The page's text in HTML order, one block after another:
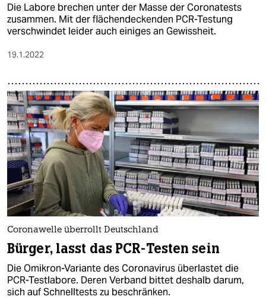
Die Labore brechen unter der Masse der Coronatests
zusammen. Mit der flächendeckenden PCR-Testung
verschwindet leider auch einiges an Gewissheit.
19.1.2022
Coronawelle überrollt Deutschland
Bürger, lasst das PCR-Testen sein
Die Omikron-Variante des Coronavirus überlastet die
PCR-Testlabore. Deren Verband bittet deshalb darum,
sich auf Schnelltests zu beschränken.